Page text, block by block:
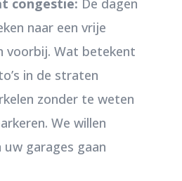
naar een vrije
voorbij. Wat betekent
in de straten
zonder te weten
We willen
garages gaan